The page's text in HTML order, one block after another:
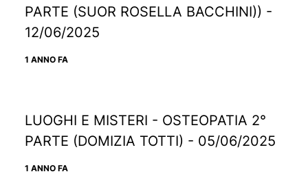
PARTE (SUOR ROSELLA BACCHINI)) -
12/06/2025
1 ANNO FA
LUOGHI E MISTERI - OSTEOPATIA 2°
PARTE (DOMIZIA TOTTI) - 05/06/2025
1 ANNO FA